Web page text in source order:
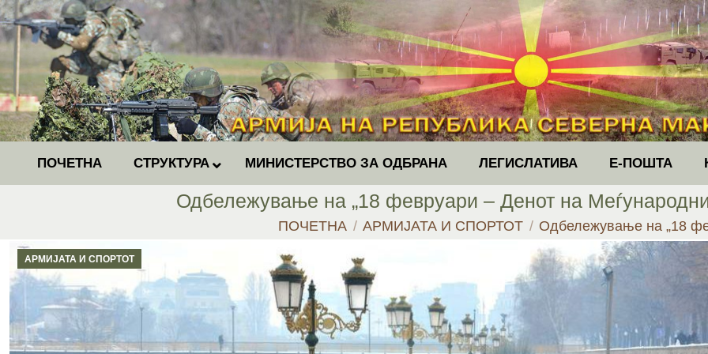
ПОЧЕТНА СТРУКТУРА МИНИСТЕРСТВО ЗА ОДБРАНА ЛЕГИСЛАТИВА Е-ПОШТА
Одбележување на „18 февруари – Денот на
You are here:
ПОЧЕТНА АРМИЈАТА И СПОРТОТ Одбележување на „18
АРМИЈАТА И СПОРТОТ